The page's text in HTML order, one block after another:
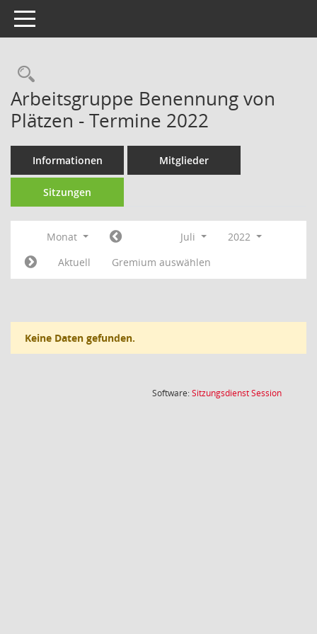
Toggle navigation
Rechercheauswahl
Arbeitsgruppe Benennung von
Plätzen - Termine 2022
Informationen Mitglieder
Sitzungen
Monat Juli
2022
Aktuell
Gremium auswählen
Keine Daten gefunden.
Software:SitzungsdienstSession(Wird in